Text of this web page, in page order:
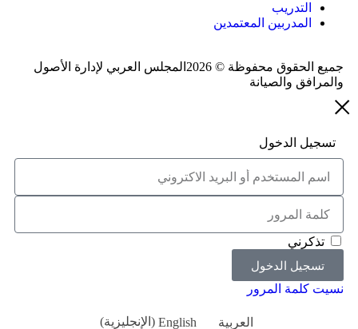
التدريب
المدربين المعتمدين
جميع الحقوق محفوظة © 2026المجلس العربي لإدارة الأصول
والمرافق والصيانة
تسجيل الدخول
تذكرني
تسجيل الدخول
نسيت كلمة المرور
العربية English
(الإنجليزية